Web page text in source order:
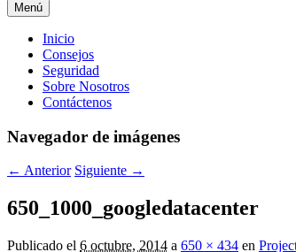
Menú
Menú
principal
Inicio
Consejos
Seguridad
Sobre Nosotros
Contáctenos
Navegador de imágenes
← Anterior Siguiente →
650_1000_googledatacenter
Publicado el 6 octubre, 2014 a 650 × 434 en